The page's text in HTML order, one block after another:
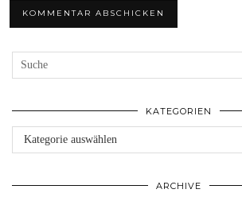
KATEGORIEN
Kategorien
ARCHIVE